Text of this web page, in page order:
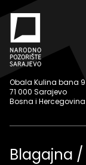
Obala Kulina bana 9
71 000 Sarajevo
Bosna i Hercegovina
Blagajna /